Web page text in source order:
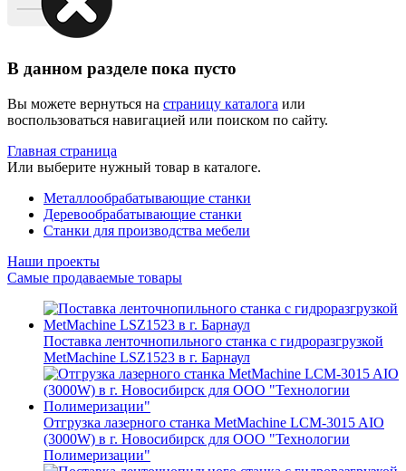
В данном разделе пока пусто
Вы можете вернуться на страницу каталога или
воспользоваться навигацией или поиском по сайту.
Главная страница
Или выберите нужный товар в каталоге.
Металлообрабатывающие станки
Деревообрабатывающие станки
Станки для производства мебели
Наши проекты
Самые продаваемые товары
Поставка ленточнопильного станка c гидроразгрузкой
MetMachine LSZ1523 в г. Барнаул
Отгрузка лазерного станка MetMachine LCM-3015 AIO
(3000W) в г. Новосибирск для ООО "Технологии
Полимеризации"